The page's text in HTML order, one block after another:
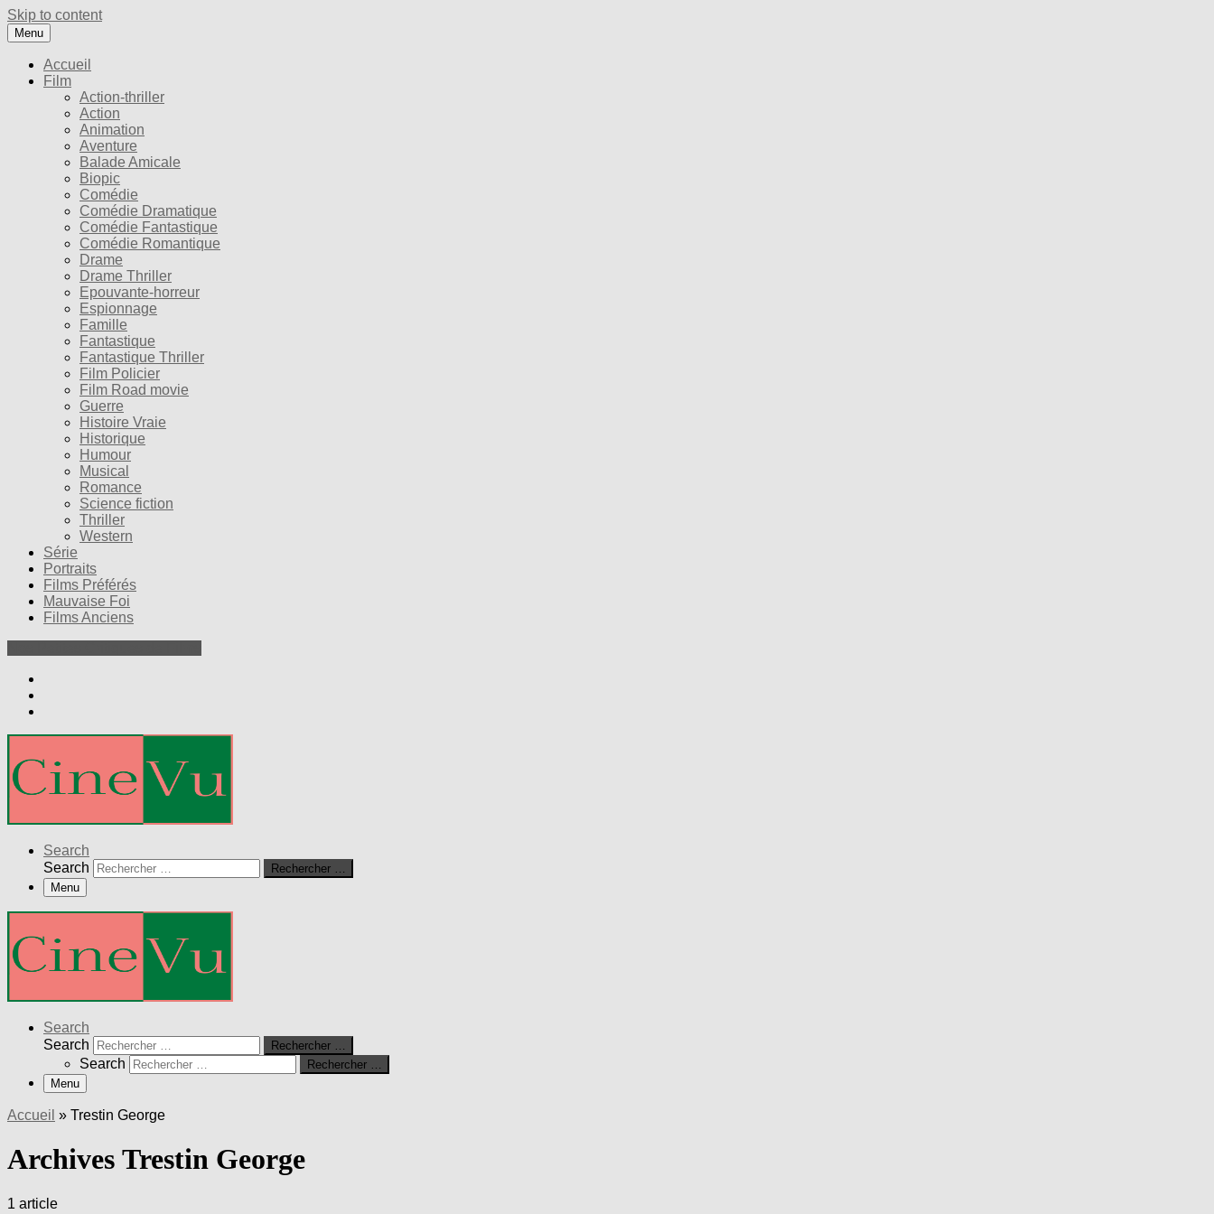
Skip to content
Menu
Accueil
Film
Action-thriller
Action
Animation
Aventure
Balade Amicale
Biopic
Comédie
Comédie Dramatique
Comédie Fantastique
Comédie Romantique
Drame
Drame Thriller
Epouvante-horreur
Espionnage
Famille
Fantastique
Fantastique Thriller
Film Policier
Film Road movie
Guerre
Histoire Vraie
Historique
Humour
Musical
Romance
Science fiction
Thriller
Western
Série
Portraits
Films Préférés
Mauvaise Foi
Films Anciens
Search
Search
Rechercher …
Menu
Search
Search
Rechercher …
Search
Rechercher …
Menu
Accueil » Trestin George
Archives Trestin George
1 article